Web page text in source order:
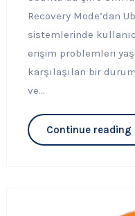
Recovery Mode’dan
sistemlerinde
erişim problemleri
karşılaşılan bir
ve...
Continue reading